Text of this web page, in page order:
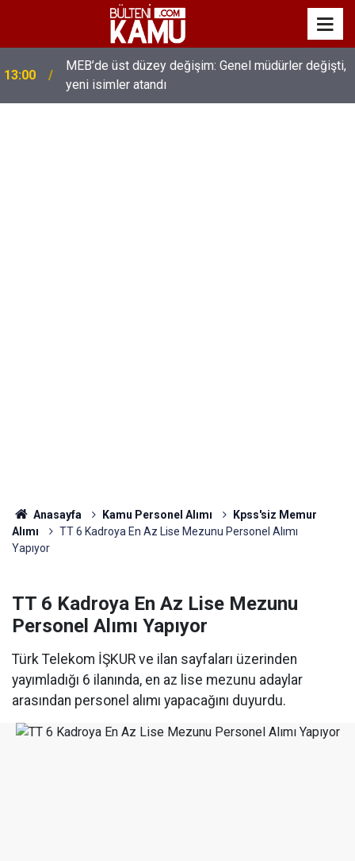
13:00
MEB’de üst düzey değişim: Genel müdürler değişti,
yeni isimler atandı
Anasayfa Kamu Personel Alımı
Kpss'siz Memur
Alımı
TT 6 Kadroya En Az Lise Mezunu Personel Alımı
Yapıyor
TT 6 Kadroya En Az Lise Mezunu
Personel Alımı Yapıyor
Türk Telekom İŞKUR ve ilan sayfaları üzerinden
yayımladığı 6 ilanında, en az lise mezunu adaylar
arasından personel alımı yapacağını duyurdu.